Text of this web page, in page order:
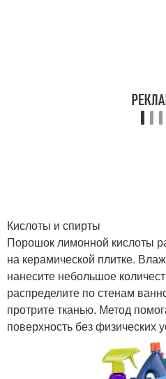
Кислоты и спирты
Порошок лимонной кислоты
на керамической плитке.
нанесите небольшое
распределите по стенам
протрите тканью. Метод
поверхность без физических